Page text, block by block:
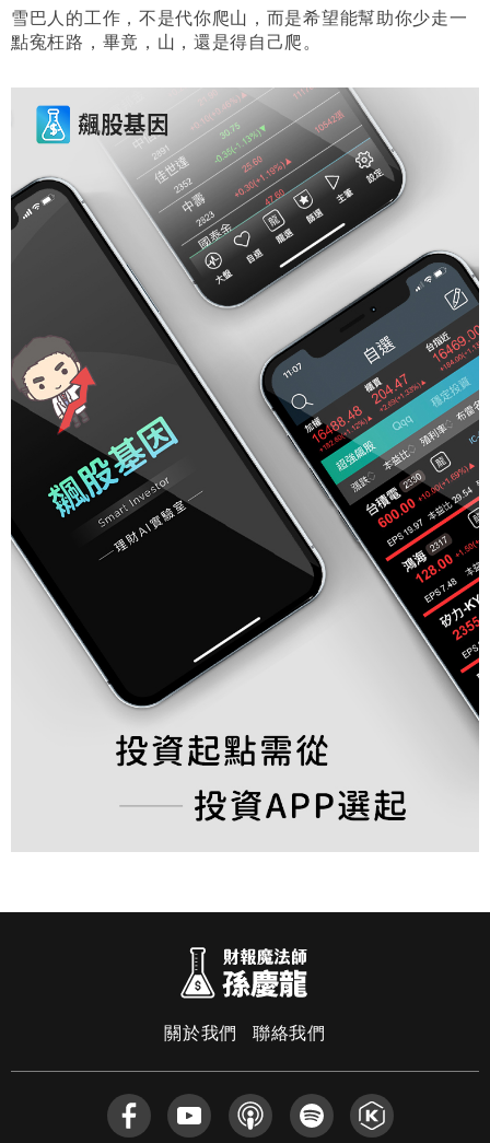
雪巴人的工作，不是代你爬山，而是希望能幫助你少走一
點寃枉路，畢竟，山，還是得自己爬。
關於我們 聯絡我們